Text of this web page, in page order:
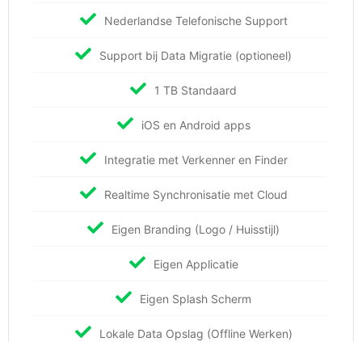
Nederlandse Telefonische Support
Support bij Data Migratie (optioneel)
1 TB Standaard
iOS en Android apps
Integratie met Verkenner en Finder
Realtime Synchronisatie met Cloud
Eigen Branding (Logo / Huisstijl)
Eigen Applicatie
Eigen Splash Scherm
Lokale Data Opslag (Offline Werken)